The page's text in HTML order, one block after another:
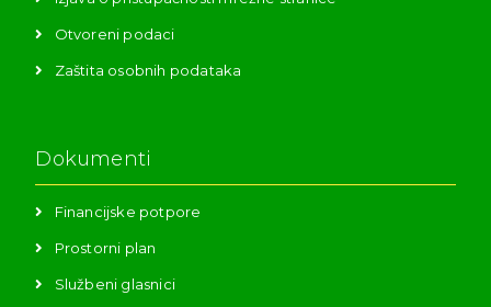
Otvoreni podaci
Zaštita osobnih podataka
Dokumenti
Financijske potpore
Prostorni plan
Službeni glasnici